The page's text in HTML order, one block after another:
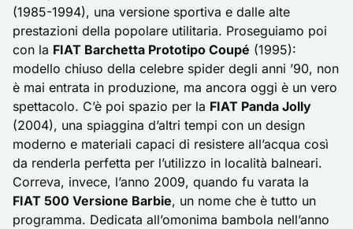
(1985-1994), una versione sportiva e dalle alte
prestazioni della popolare utilitaria. Proseguiamo poi
con la FIAT Barchetta Prototipo Coupé (1995):
modello chiuso della celebre spider degli anni ’90, non
è mai entrata in produzione, ma ancora oggi è un vero
spettacolo. C’è poi spazio per la FIAT Panda Jolly
(2004), una spiaggina d’altri tempi con un design
moderno e materiali capaci di resistere all’acqua così
da renderla perfetta per l’utilizzo in località balneari.
Correva, invece, l’anno 2009, quando fu varata la
FIAT 500 Versione Barbie, un nome che è tutto un
programma. Dedicata all’omonima bambola nell’anno